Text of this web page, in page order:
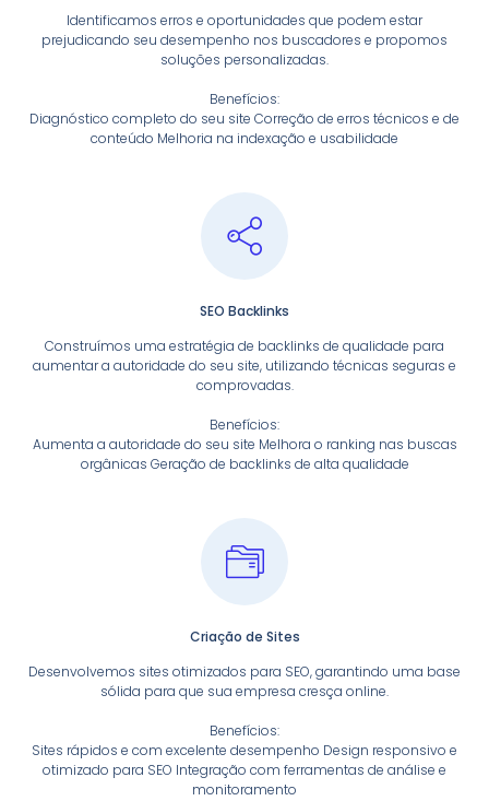
Identificamos erros e oportunidades que podem estar
prejudicando seu desempenho nos buscadores e propomos
soluções personalizadas.
Benefícios:
Diagnóstico completo do seu site Correção de erros técnicos e de
conteúdo Melhoria na indexação e usabilidade
SEO Backlinks
Construímos uma estratégia de backlinks de qualidade para
aumentar a autoridade do seu site, utilizando técnicas seguras e
comprovadas.
Benefícios:
Aumenta a autoridade do seu site Melhora o ranking nas buscas
orgânicas Geração de backlinks de alta qualidade
Criação de Sites
Desenvolvemos sites otimizados para SEO, garantindo uma base
sólida para que sua empresa cresça online.
Benefícios:
Sites rápidos e com excelente desempenho Design responsivo e
otimizado para SEO Integração com ferramentas de análise e
monitoramento